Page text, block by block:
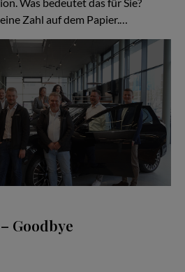
Zahl auf dem Papier.…
Goodbye